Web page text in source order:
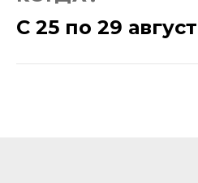
С 25 по 29